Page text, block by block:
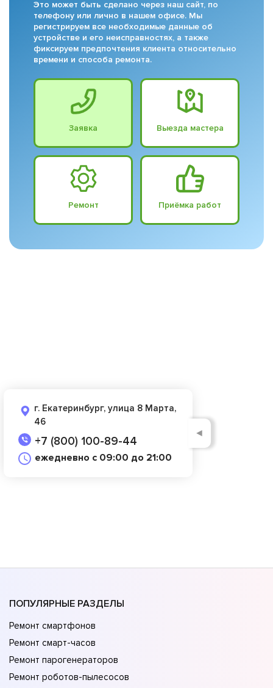
Это может быть сделано через наш сайт, по
телефону или лично в нашем офисе. Мы
регистрируем все необходимые данные об
устройстве и его неисправностях, а также
фиксируем предпочтения клиента относительно
времени и способа ремонта.
Заявка Выезда мастера
Ремонт Приёмка работ
г. Екатеринбург, улица 8 Марта,
46
+7 (800) 100-89-44
ежедневно с 09:00 до 21:00
◄
ПОПУЛЯРНЫЕ РАЗДЕЛЫ
Ремонт смартфонов
Ремонт смарт-часов
Ремонт парогенераторов
Ремонт роботов-пылесосов